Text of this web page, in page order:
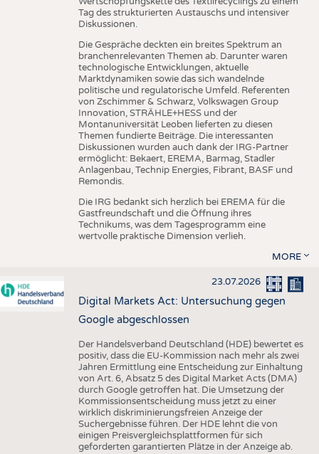
Tag des strukturierten Austauschs und intensiver
Diskussionen.
Die Gespräche deckten ein breites Spektrum an
branchenrelevanten Themen ab. Darunter waren
technologische Entwicklungen, aktuelle
Marktdynamiken sowie das sich wandelnde
politische und regulatorische Umfeld. Referenten
von Zschimmer & Schwarz, Volkswagen Group
Innovation, STRÄHLE+HESS und der
Montanuniversität Leoben lieferten zu diesen
Themen fundierte Beiträge. Die interessanten
Diskussionen wurden auch dank der IRG-Partner
ermöglicht: Bekaert, EREMA, Barmag, Stadler
Anlagenbau, Technip Energies, Fibrant, BASF und
Remondis.
Die IRG bedankt sich herzlich bei EREMA für die
Gastfreundschaft und die Öffnung ihres
Technikums, was dem Tagesprogramm eine
wertvolle praktische Dimension verlieh.
MORE
23.07.2026
Digital Markets Act: Untersuchung gegen
Google abgeschlossen
Der Handelsverband Deutschland (HDE) bewertet es
positiv, dass die EU-Kommission nach mehr als zwei
Jahren Ermittlung eine Entscheidung zur Einhaltung
von Art. 6, Absatz 5 des Digital Market Acts (DMA)
durch Google getroffen hat. Die Umsetzung der
Kommissionsentscheidung muss jetzt zu einer
wirklich diskriminierungsfreien Anzeige der
Suchergebnisse führen. Der HDE lehnt die von
einigen Preisvergleichsplattformen für sich
geforderten garantierten Plätze in der Anzeige ab.